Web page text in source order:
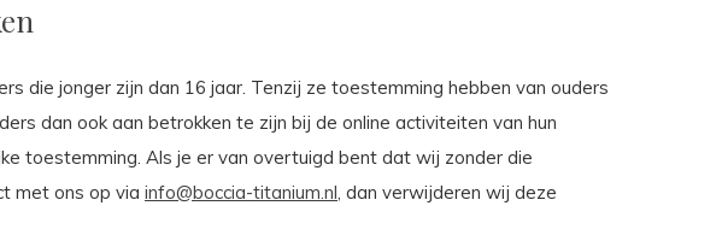
die jonger zijn dan 16 jaar. Tenzij ze toestemming hebben van ouders
dan ook aan betrokken te zijn bij de online activiteiten van hun
toestemming. Als je er van overtuigd bent dat wij zonder die
met ons op via info@boccia-titanium.nl, dan verwijderen wij deze